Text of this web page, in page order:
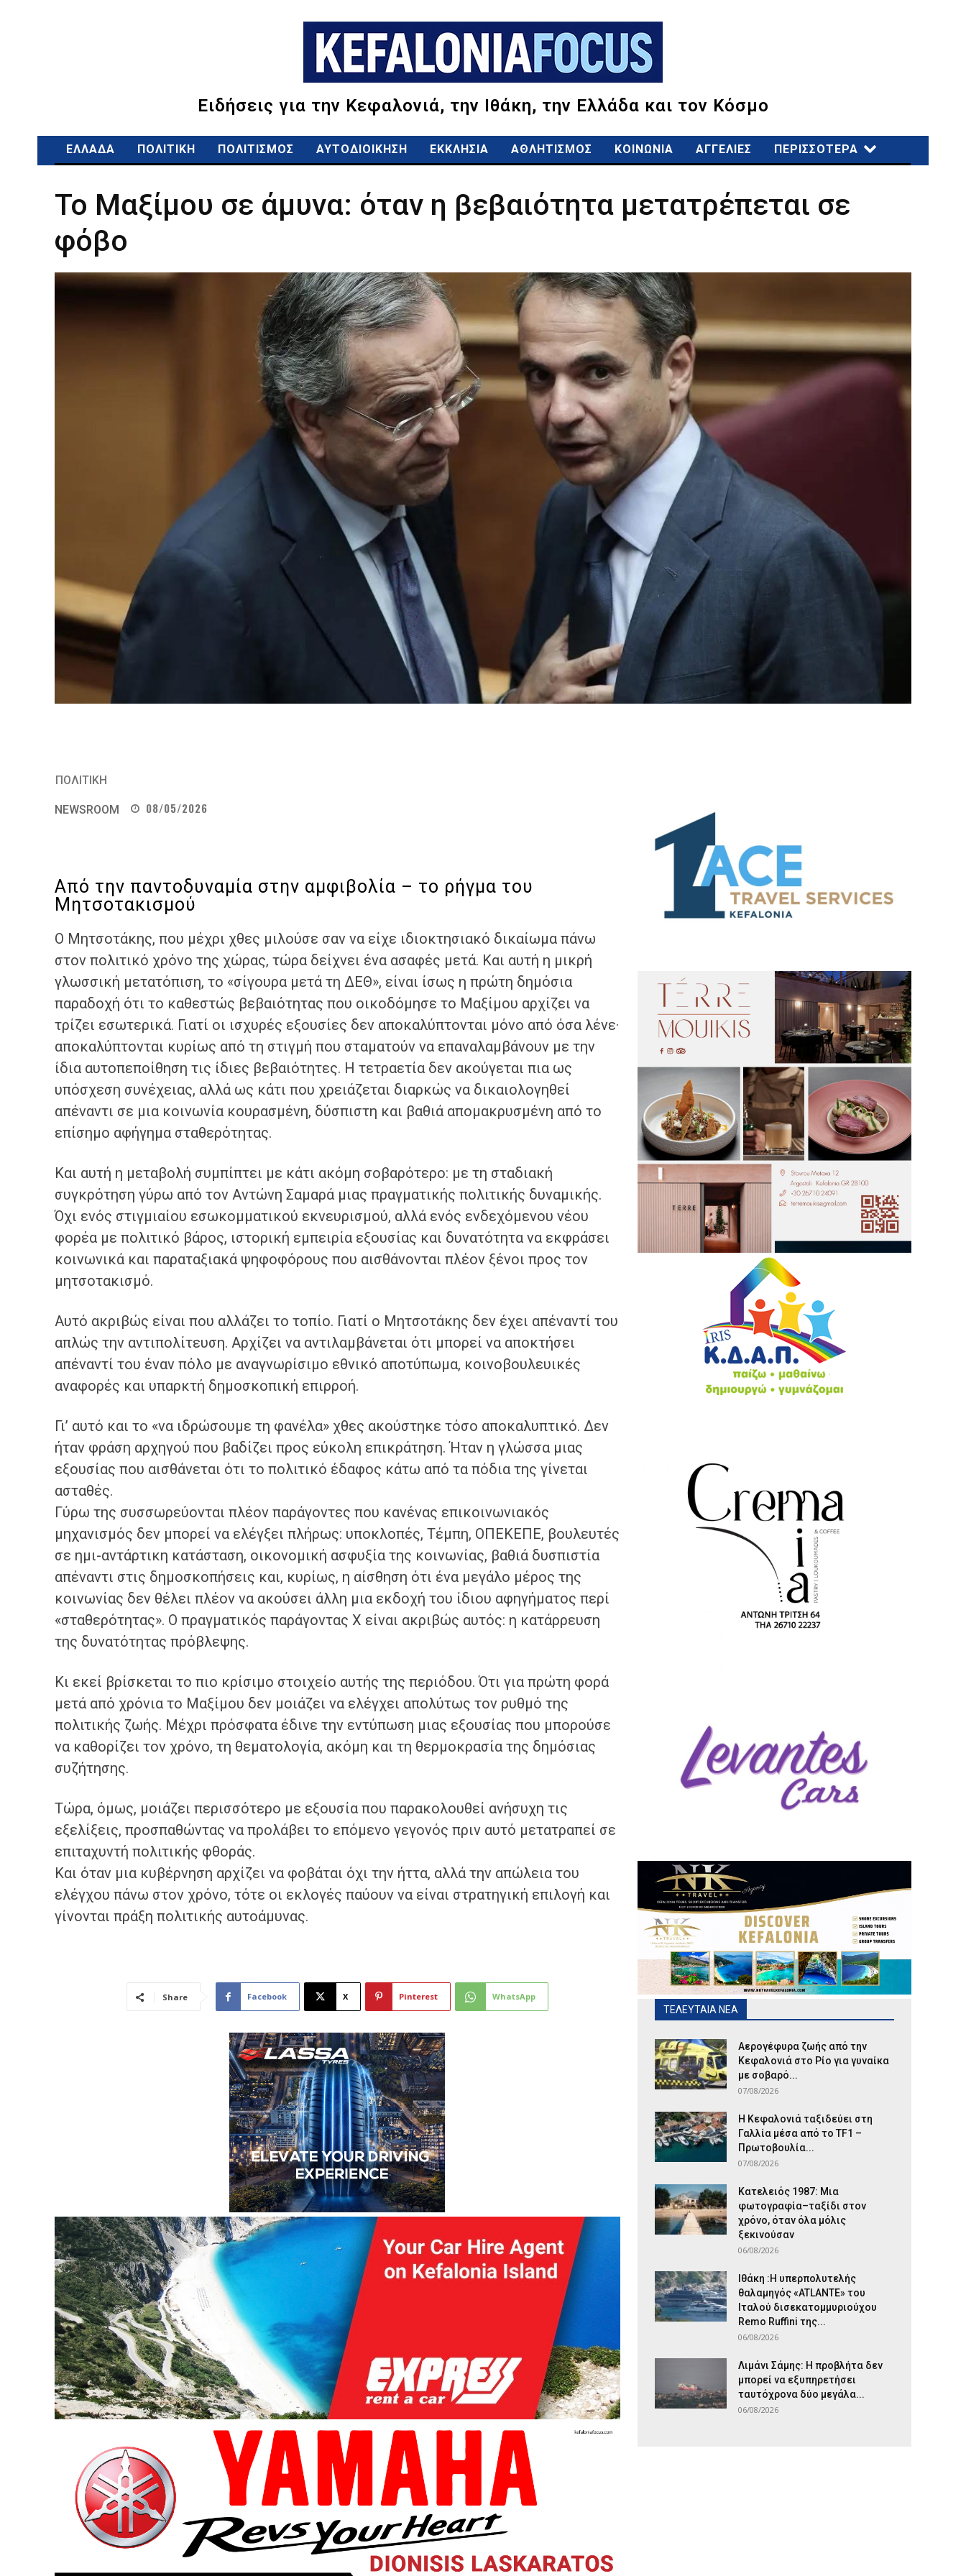
Ειδήσεις για την Κεφαλονιά, την Ιθάκη, την Ελλάδα και τον Κόσμο
ΕΛΛΑΔΑ ΠΟΛΙΤΙΚΗ ΠΟΛΙΤΙΣΜΟΣ ΑΥΤΟΔΙΟΙΚΗΣΗ ΕΚΚΛΗΣΙΑ ΑΘΛΗΤΙΣΜΟΣ ΚΟΙΝΩΝΙΑ ΑΓΓΕΛΙΕΣ ΠΕΡΙΣΣΟΤΕΡΑ
Το Μαξίμου σε άμυνα: όταν η βεβαιότητα μετατρέπεται σε
φόβο
ΠΟΛΙΤΙΚΗ
NEWSROOM 08/05/2026
Από την παντοδυναμία στην αμφιβολία – το ρήγμα του
Μητσοτακισμού
Ο Μητσοτάκης, που μέχρι χθες μιλούσε σαν να είχε ιδιοκτησιακό δικαίωμα πάνω
στον πολιτικό χρόνο της χώρας, τώρα δείχνει ένα ασαφές μετά. Και αυτή η μικρή
γλωσσική μετατόπιση, το «σίγουρα μετά τη ΔΕΘ», είναι ίσως η πρώτη δημόσια
παραδοχή ότι το καθεστώς βεβαιότητας που οικοδόμησε το Μαξίμου αρχίζει να
τρίζει εσωτερικά. Γιατί οι ισχυρές εξουσίες δεν αποκαλύπτονται μόνο από όσα λένε·
αποκαλύπτονται κυρίως από τη στιγμή που σταματούν να επαναλαμβάνουν με την
ίδια αυτοπεποίθηση τις ίδιες βεβαιότητες. Η τετραετία δεν ακούγεται πια ως
υπόσχεση συνέχειας, αλλά ως κάτι που χρειάζεται διαρκώς να δικαιολογηθεί
απέναντι σε μια κοινωνία κουρασμένη, δύσπιστη και βαθιά απομακρυσμένη από το
επίσημο αφήγημα σταθερότητας.
Και αυτή η μεταβολή συμπίπτει με κάτι ακόμη σοβαρότερο: με τη σταδιακή
συγκρότηση γύρω από τον Αντώνη Σαμαρά μιας πραγματικής πολιτικής δυναμικής.
Όχι ενός στιγμιαίου εσωκομματικού εκνευρισμού, αλλά ενός ενδεχόμενου νέου
φορέα με πολιτικό βάρος, ιστορική εμπειρία εξουσίας και δυνατότητα να εκφράσει
κοινωνικά και παραταξιακά ψηφοφόρους που αισθάνονται πλέον ξένοι προς τον
μητσοτακισμό.
Αυτό ακριβώς είναι που αλλάζει το τοπίο. Γιατί ο Μητσοτάκης δεν έχει απέναντί του
απλώς την αντιπολίτευση. Αρχίζει να αντιλαμβάνεται ότι μπορεί να αποκτήσει
απέναντί του έναν πόλο με αναγνωρίσιμο εθνικό αποτύπωμα, κοινοβουλευικές
αναφορές και υπαρκτή δημοσκοπική επιρροή.
Γι’ αυτό και το «να ιδρώσουμε τη φανέλα» χθες ακούστηκε τόσο αποκαλυπτικό. Δεν
ήταν φράση αρχηγού που βαδίζει προς εύκολη επικράτηση. Ήταν η γλώσσα μιας
εξουσίας που αισθάνεται ότι το πολιτικό έδαφος κάτω από τα πόδια της γίνεται
ασταθές.
Γύρω της συσσωρεύονται πλέον παράγοντες που κανένας επικοινωνιακός
μηχανισμός δεν μπορεί να ελέγξει πλήρως: υποκλοπές, Τέμπη, ΟΠΕΚΕΠΕ, βουλευτές
σε ημι-αντάρτικη κατάσταση, οικονομική ασφυξία της κοινωνίας, βαθιά δυσπιστία
απέναντι στις δημοσκοπήσεις και, κυρίως, η αίσθηση ότι ένα μεγάλο μέρος της
κοινωνίας δεν θέλει πλέον να ακούσει άλλη μια εκδοχή του ίδιου αφηγήματος περί
«σταθερότητας». Ο πραγματικός παράγοντας Χ είναι ακριβώς αυτός: η κατάρρευση
της δυνατότητας πρόβλεψης.
Κι εκεί βρίσκεται το πιο κρίσιμο στοιχείο αυτής της περιόδου. Ότι για πρώτη φορά
μετά από χρόνια το Μαξίμου δεν μοιάζει να ελέγχει απολύτως τον ρυθμό της
πολιτικής ζωής. Μέχρι πρόσφατα έδινε την εντύπωση μιας εξουσίας που μπορούσε
να καθορίζει τον χρόνο, τη θεματολογία, ακόμη και τη θερμοκρασία της δημόσιας
συζήτησης.
Τώρα, όμως, μοιάζει περισσότερο με εξουσία που παρακολουθεί ανήσυχη τις
εξελίξεις, προσπαθώντας να προλάβει το επόμενο γεγονός πριν αυτό μετατραπεί σε
επιταχυντή πολιτικής φθοράς.
Και όταν μια κυβέρνηση αρχίζει να φοβάται όχι την ήττα, αλλά την απώλεια του
ελέγχου πάνω στον χρόνο, τότε οι εκλογές παύουν να είναι στρατηγική επιλογή και
γίνονται πράξη πολιτικής αυτοάμυνας.
Share Facebook X Pinterest WhatsApp
ΤΕΛΕΥΤΑΙΑ ΝΕΑ
Αερογέφυρα ζωής από την
Κεφαλονιά στο Ρίο για γυναίκα
με σοβαρό...
07/08/2026
Η Κεφαλονιά ταξιδεύει στη
Γαλλία μέσα από το TF1 –
Πρωτοβουλία...
07/08/2026
Κατελειός 1987: Μια
φωτογραφία–ταξίδι στον
χρόνο, όταν όλα μόλις
ξεκινούσαν
06/08/2026
Ιθάκη :Η υπερπολυτελής
θαλαμηγός «ATLANTE» του
Ιταλού δισεκατομμυριούχου
Remo Ruffini της...
06/08/2026
Λιμάνι Σάμης: Η προβλήτα δεν
μπορεί να εξυπηρετήσει
ταυτόχρονα δύο μεγάλα...
06/08/2026